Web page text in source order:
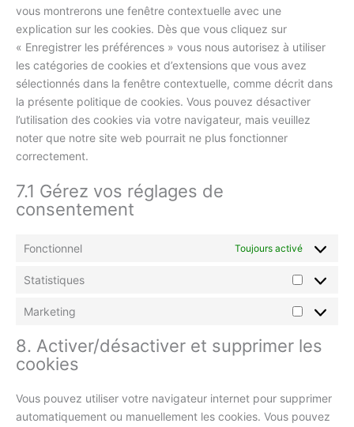
vous montrerons une fenêtre contextuelle avec une
explication sur les cookies. Dès que vous cliquez sur
« Enregistrer les préférences » vous nous autorisez à utiliser
les catégories de cookies et d’extensions que vous avez
sélectionnés dans la fenêtre contextuelle, comme décrit dans
la présente politique de cookies. Vous pouvez désactiver
l’utilisation des cookies via votre navigateur, mais veuillez
noter que notre site web pourrait ne plus fonctionner
correctement.
7.1 Gérez vos réglages de
consentement
Fonctionnel Toujours activé
Statistiques
Marketing
Marketing
8. Activer/désactiver et supprimer les
cookies
Vous pouvez utiliser votre navigateur internet pour supprimer
automatiquement ou manuellement les cookies. Vous pouvez